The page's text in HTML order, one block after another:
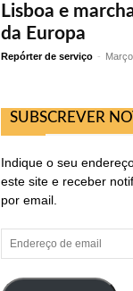
Lisboa e
da Europa
Repórter de serviço -
SUBSCREVER
Indique o seu
este site e receber
por email.
Endereço
de